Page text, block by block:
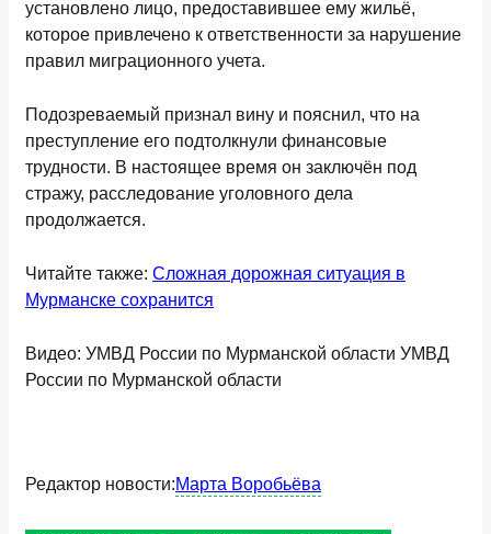
установлено лицо, предоставившее ему жильё,
которое привлечено к ответственности за нарушение
правил миграционного учета.
Подозреваемый признал вину и пояснил, что на
преступление его подтолкнули финансовые
трудности. В настоящее время он заключён под
стражу, расследование уголовного дела
продолжается.
Читайте также: Сложная дорожная ситуация в
Мурманске сохранится
Видео: УМВД России по Мурманской области УМВД
России по Мурманской области
Редактор новости:Марта Воробьёва